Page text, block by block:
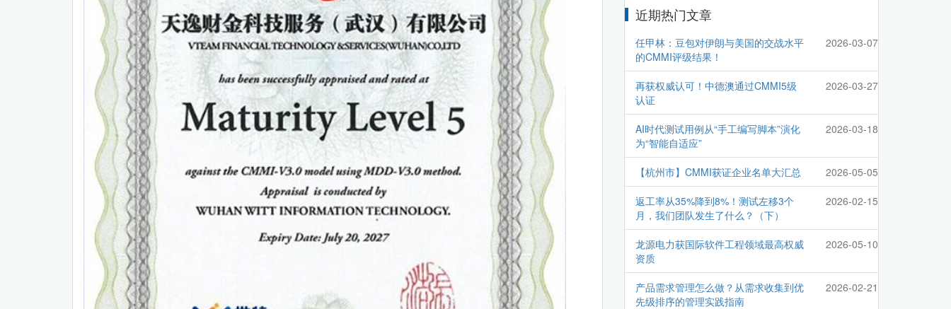
近期热门文章
任甲林：豆包对伊朗与美国的交战水平
的CMMI评级结果！
2026-03-07
再获权威认可！中德澳通过CMMI5级
认证
2026-03-27
AI时代测试用例从“手工编写脚本”演化
为“智能自适应”
2026-03-18
【杭州市】CMMI获证企业名单大汇总 2026-05-05
返工率从35%降到8%！测试左移3个
月，我们团队发生了什么？（下）
2026-02-15
龙源电力获国际软件工程领域最高权威
资质
2026-05-10
产品需求管理怎么做？从需求收集到优
先级排序的管理实践指南
2026-02-21